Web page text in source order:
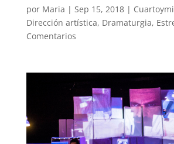
por Maria | Sep 15, 2018|
Dirección artística, Dramaturgia,
Comentarios